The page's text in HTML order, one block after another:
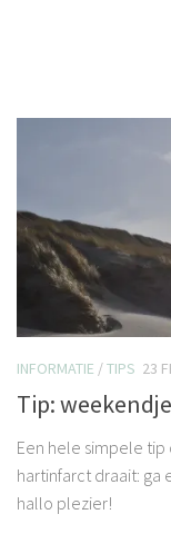
INFORMATIE /TIPS 23
Tip:
Een hele simpele
hartinfarct draait: ga
hallo plezier!